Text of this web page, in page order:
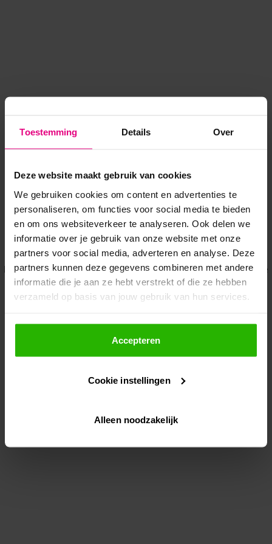
Toestemming Details Over
Deze website maakt gebruik van cookies
We gebruiken cookies om content en advertenties te
personaliseren, om functies voor social media te bieden
en om ons websiteverkeer te analyseren. Ook delen we
informatie over je gebruik van onze website met onze
partners voor social media, adverteren en analyse. Deze
partners kunnen deze gegevens combineren met andere
informatie die je aan ze hebt verstrekt of die ze hebben
verzameld op basis van jouw gebruik van hun services.
Als je op "Accepteer" klikt, dan geef je Voordeeluitjes.nl
toestemming om cookies voor social media en
gepersonaliseerde advertenties te plaatsen.
Lees hier meer over in onsprivacybeleid
Via "Cookie instellingen" kun je ook zelf instellen welke
Accepteren
Cookie instellingen
Alleen noodzakelijk
Application error: a client-side exception has occurred while
loadingwww.voordeeluitjes.nl (see the browser console for more
information).